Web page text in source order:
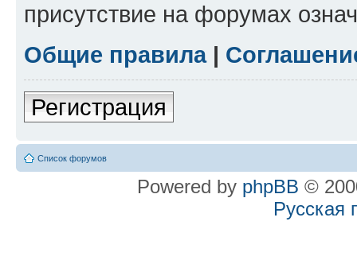
присутствие на форумах
Общие правила|
Регистрация
Список форумов
Powered by phpBB ©
Русская